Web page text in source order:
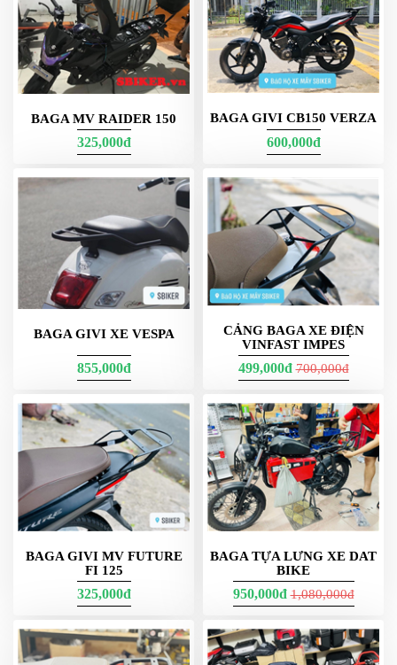
DẪN
MUA
HÀNG
BAGA MV RAIDER 150
325,000đ
BAGA GIVI CB150 VERZA
600,000đ
BAGA GIVI XE VESPA
855,000đ
CẢNG BAGA XE ĐIỆN
VINFAST IMPES
499,000đ700,000đ
BAGA GIVI MV FUTURE
FI 125
325,000đ
BAGA TỰA LƯNG XE DAT
BIKE
950,000đ1,080,000đ